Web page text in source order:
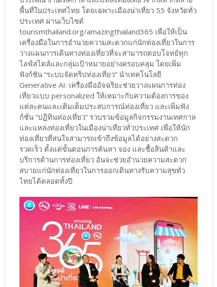
พื้นที่ในประเทศไทย โดยเฉพาะเมืองน่าเที่ยว 55 จังหวัดทั่ว
ประเทศ ผ่านเว็บไซต์
tourismthailand.org/amazingthailand365 เพื่อให้เป็น
เครื่องมือในการอำนวยความสะดวกแก่นักท่องเที่ยวในการ
วางแผนการเดินทางท่องเที่ยวที่จะสามารถตอบโจทย์ทุก
ไลฟ์สไตล์และกลุ่มเป้าหมายอย่างครอบคลุม โดยเพิ่ม
ฟังก์ชัน “ระบบจัดทริปท่องเที่ยว” นำเทคโนโลยี
Generative AI: เครื่องมืออัจฉริยะช่วยวางแผนการท่อง
เที่ยวแบบ personalized ให้เหมาะกับความต้องการของ
แต่ละคนและเติมเต็มประสบการณ์ท่องเที่ยว และเพิ่มฟัง
ก์ชั่น “ปฏิทินท่องเที่ยว” รวบรวมข้อมูลกิจกรรมงานเทศกาล
และแหล่งท่องเที่ยวในเมืองน่าเที่ยวทั่วประเทศ เพื่อให้นัก
ท่องเที่ยวที่สนใจสามารถเข้าถึงข้อมูลได้อย่างสะดวก
รวดเร็ว ตั้งแต่ขั้นตอนการค้นหา จอง และซื้อสินค้าและ
บริการด้านการท่องเที่ยว อันจะช่วยอำนวยความสะดวก
สบายแก่นักท่องเที่ยวในการออกเดินทางรับความสุขทั่ว
ไทยได้ตลอดทั้งปี